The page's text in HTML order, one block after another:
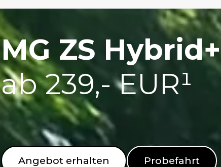
MG ZS Hybrid+
ab 239,- EUR¹
Angebot erhalten Probefahrt